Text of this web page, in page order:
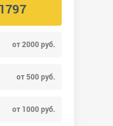
от 2000 руб.
от 500 руб.
от 1000 руб.